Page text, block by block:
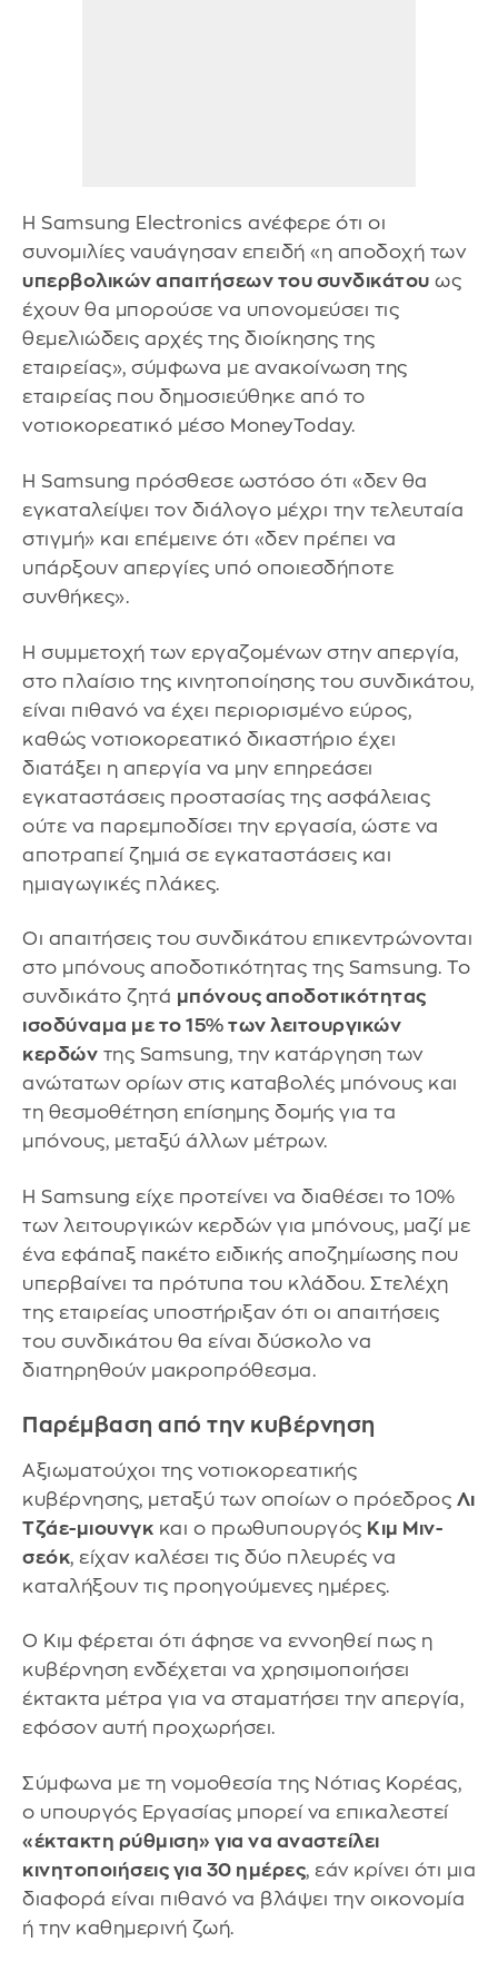
Η Samsung Electronics ανέφερε ότι οι
συνομιλίες ναυάγησαν επειδή «η αποδοχή των
υπερβολικών απαιτήσεων του συνδικάτου ως
έχουν θα μπορούσε να υπονομεύσει τις
θεμελιώδεις αρχές της διοίκησης της
εταιρείας», σύμφωνα με ανακοίνωση της
εταιρείας που δημοσιεύθηκε από το
νοτιοκορεατικό μέσο MoneyToday.
Η Samsung πρόσθεσε ωστόσο ότι «δεν θα
εγκαταλείψει τον διάλογο μέχρι την τελευταία
στιγμή» και επέμεινε ότι «δεν πρέπει να
υπάρξουν απεργίες υπό οποιεσδήποτε
συνθήκες».
Η συμμετοχή των εργαζομένων στην απεργία,
στο πλαίσιο της κινητοποίησης του συνδικάτου,
είναι πιθανό να έχει περιορισμένο εύρος,
καθώς νοτιοκορεατικό δικαστήριο έχει
διατάξει η απεργία να μην επηρεάσει
εγκαταστάσεις προστασίας της ασφάλειας
ούτε να παρεμποδίσει την εργασία, ώστε να
αποτραπεί ζημιά σε εγκαταστάσεις και
ημιαγωγικές πλάκες.
Οι απαιτήσεις του συνδικάτου επικεντρώνονται
στο μπόνους αποδοτικότητας της Samsung. Το
συνδικάτο ζητά μπόνους αποδοτικότητας
ισοδύναμα με το 15% των λειτουργικών
κερδών της Samsung, την κατάργηση των
ανώτατων ορίων στις καταβολές μπόνους και
τη θεσμοθέτηση επίσημης δομής για τα
μπόνους, μεταξύ άλλων μέτρων.
Η Samsung είχε προτείνει να διαθέσει το 10%
των λειτουργικών κερδών για μπόνους, μαζί με
ένα εφάπαξ πακέτο ειδικής αποζημίωσης που
υπερβαίνει τα πρότυπα του κλάδου. Στελέχη
της εταιρείας υποστήριξαν ότι οι απαιτήσεις
του συνδικάτου θα είναι δύσκολο να
διατηρηθούν μακροπρόθεσμα.
Παρέμβαση από την κυβέρνηση
Αξιωματούχοι της νοτιοκορεατικής
κυβέρνησης, μεταξύ των οποίων ο πρόεδρος Λι
Τζάε-μιουνγκ και ο πρωθυπουργός Κιμ Μιν-
σεόκ, είχαν καλέσει τις δύο πλευρές να
καταλήξουν τις προηγούμενες ημέρες.
Ο Κιμ φέρεται ότι άφησε να εννοηθεί πως η
κυβέρνηση ενδέχεται να χρησιμοποιήσει
έκτακτα μέτρα για να σταματήσει την απεργία,
εφόσον αυτή προχωρήσει.
Σύμφωνα με τη νομοθεσία της Νότιας Κορέας,
ο υπουργός Εργασίας μπορεί να επικαλεστεί
«έκτακτη ρύθμιση» για να αναστείλει
κινητοποιήσεις για 30 ημέρες, εάν κρίνει ότι μια
διαφορά είναι πιθανό να βλάψει την οικονομία
ή την καθημερινή ζωή.